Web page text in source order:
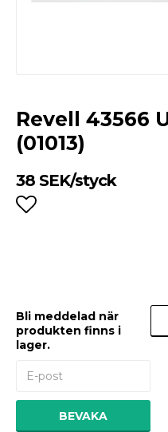
Revell 43566
(01013)
38 SEK/styck
Bli meddelad när
produkten finns i
lager.
BEVAKA